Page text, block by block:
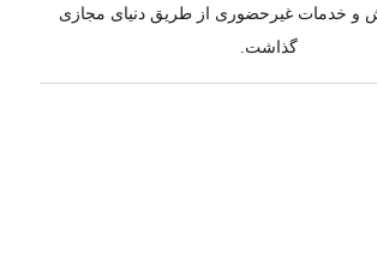
و خدمات غیرحضوری از طریق دنیای مجازی
گذاشت.